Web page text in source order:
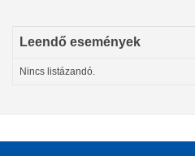
Leendő események
Nincs listázandó.